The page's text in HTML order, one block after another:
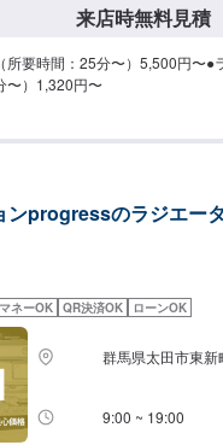
来店時無料見積
所要時間：25分〜）5,500円〜●
〜）1,320円〜
ンprogressのラジエー
ネーOK QR決済OK ローンOK
群馬県太田市東新
9:00 ~ 19:00